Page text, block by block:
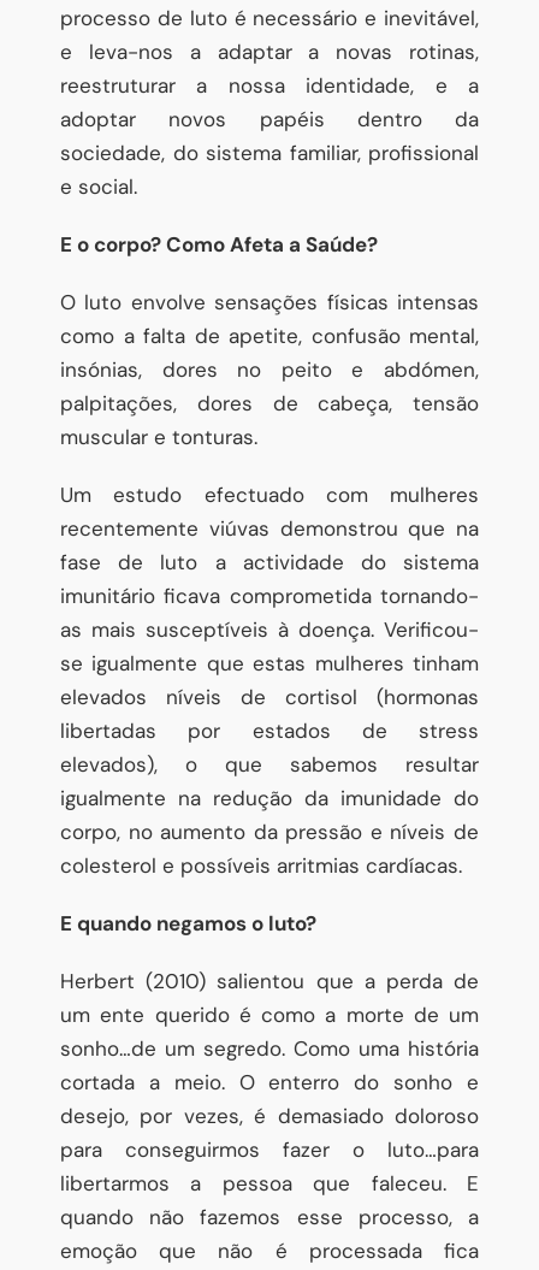
processo de luto é necessário e inevitável,
e leva-nos a adaptar a novas rotinas,
reestruturar a nossa identidade, e a
adoptar novos papéis dentro da
sociedade, do sistema familiar, profissional
e social.
E o corpo? Como Afeta a Saúde?
O luto envolve sensações físicas intensas
como a falta de apetite, confusão mental,
insónias, dores no peito e abdómen,
palpitações, dores de cabeça, tensão
muscular e tonturas.
Um estudo efectuado com mulheres
recentemente viúvas demonstrou que na
fase de luto a actividade do sistema
imunitário ficava comprometida tornando-
as mais susceptíveis à doença. Verificou-
se igualmente que estas mulheres tinham
elevados níveis de cortisol (hormonas
libertadas por estados de stress
elevados), o que sabemos resultar
igualmente na redução da imunidade do
corpo, no aumento da pressão e níveis de
colesterol e possíveis arritmias cardíacas.
E quando negamos o luto?
Herbert (2010) salientou que a perda de
um ente querido é como a morte de um
sonho…de um segredo. Como uma história
cortada a meio. O enterro do sonho e
desejo, por vezes, é demasiado doloroso
para conseguirmos fazer o luto…para
libertarmos a pessoa que faleceu. E
quando não fazemos esse processo, a
emoção que não é processada fica